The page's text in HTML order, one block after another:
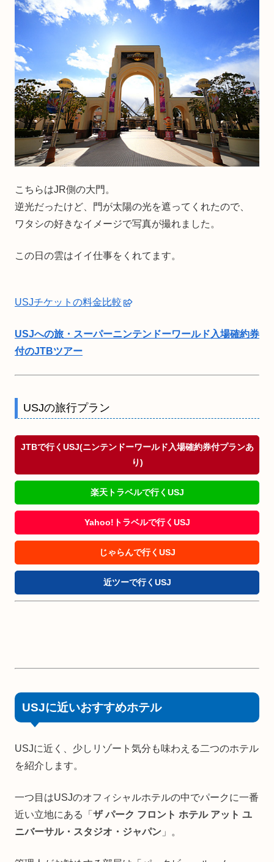
こちらはJR側の大門。
逆光だったけど、門が太陽の光を遮ってくれたので、
ワタシの好きなイメージで写真が撮れました。
この日の雲はイイ仕事をくれてます。
USJチケットの料金比較
USJへの旅・スーパーニンテンドーワールド入場確約券
付のJTBツアー
USJの旅行プラン
JTBで行くUSJ(ニンテンドーワールド入場確約券付プランあ
り)
楽天トラベルで行くUSJ
Yahoo!トラベルで行くUSJ
じゃらんで行くUSJ
近ツーで行くUSJ
USJに近いおすすめホテル
USJに近く、少しリゾート気分も味わえる二つのホテル
を紹介します。
一つ目はUSJのオフィシャルホテルの中でパークに一番
近い立地にある「 ザ パーク フロント ホテル アット ユ
ニバーサル・スタジオ・ジャパン 」。